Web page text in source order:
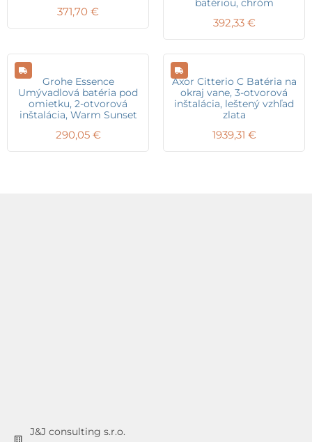
371,70 €
batériou, chróm
392,33 €
Grohe Essence
Umývadlová batéria pod
omietku, 2-otvorová
inštalácia, Warm Sunset
290,05 €
Axor Citterio C Batéria na
okraj vane, 3-otvorová
inštalácia, leštený vzhľad
zlata
1939,31 €
J&J consulting s.r.o.